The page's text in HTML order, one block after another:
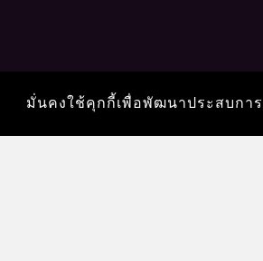
มั่นคงใช้คุกกี้เพื่อพัฒนาประสบกา